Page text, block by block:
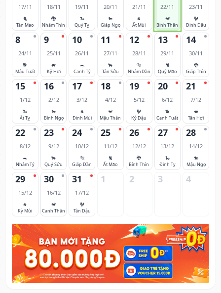
17/11
🐈
Tân Mão
18/11
🐉
Nhâm Thìn
19/11
🐍
Quý Tỵ
20/11
🐎
Giáp Ngọ
21/11
🐐
Ất Mùi
22/11
🐒
Bính Thân
23/11
🐓
Đinh Dậu
8
24/11
🐕
Mậu Tuất
9
25/11
🐖
Kỷ Hợi
10
26/11
🐀
Canh Tý
11
27/11
🐂
Tân Sửu
12
28/11
🐅
Nhâm Dần
13
29/11
🐈
Quý Mão
14
30/11
🐉
Giáp Thìn
15
1/12
🐍
Ất Tỵ
16
2/12
🐎
Bính Ngọ
17
3/12
🐐
Đinh Mùi
18
4/12
🐒
Mậu Thân
19
5/12
🐓
Kỷ Dậu
20
6/12
🐕
Canh Tuất
21
7/12
🐖
Tân Hợi
22
8/12
🐀
Nhâm Tý
23
9/12
🐂
Quý Sửu
24
10/12
🐅
Giáp Dần
25
11/12
🐈
Ất Mão
26
12/12
🐉
Bính Thìn
27
13/12
🐍
Đinh Tỵ
28
14/12
🐎
Mậu Ngọ
29
15/12
🐐
Kỷ Mùi
30
16/12
🐒
Canh Thân
31
17/12
🐓
Tân Dậu
1 2 3 4